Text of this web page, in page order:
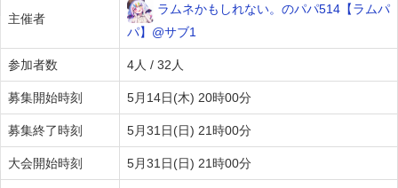
主催者
ラムネかもしれない。のパパ514【ラムパ
パ】@サブ1
参加者数 4人 / 32人
募集開始時刻 5月14日(木) 20時00分
募集終了時刻 5月31日(日) 21時00分
大会開始時刻 5月31日(日) 21時00分